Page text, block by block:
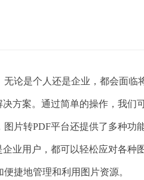
论是个人还是企业，都会面临
方案。通过简单的操作，我们
片转PDF平台还提供了多种功
业用户，都可以轻松应对各种
捷地管理和利用图片资源。